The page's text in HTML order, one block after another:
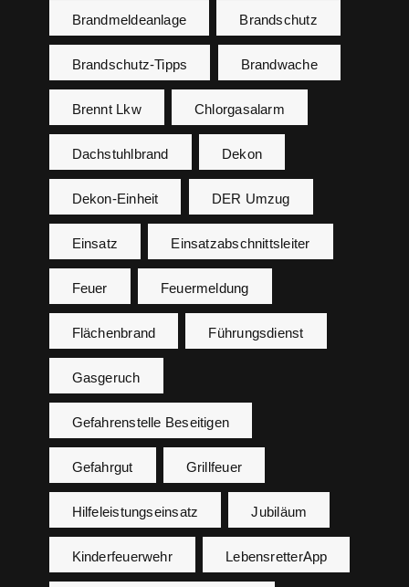
Brandmeldeanlage Brandschutz
Brandschutz-Tipps Brandwache
Brennt Lkw Chlorgasalarm
Dachstuhlbrand Dekon
Dekon-Einheit DER Umzug
Einsatz Einsatzabschnittsleiter
Feuer Feuermeldung
Flächenbrand Führungsdienst
Gasgeruch
Gefahrenstelle Beseitigen
Gefahrgut Grillfeuer
Hilfeleistungseinsatz Jubiläum
Kinderfeuerwehr LebensretterApp